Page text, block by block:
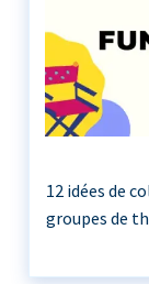
12 idées de
groupes de